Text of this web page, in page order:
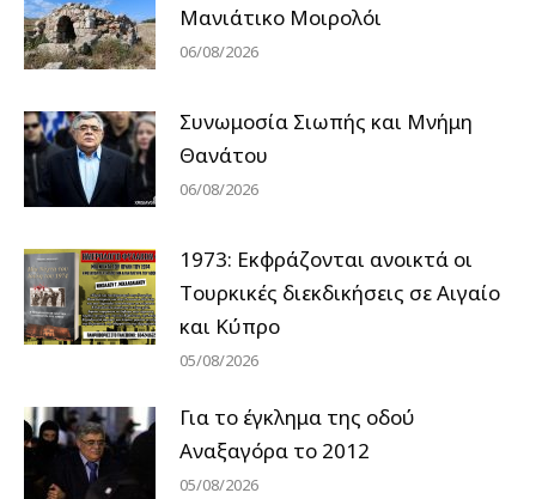
Μανιάτικο Μοιρολόι
06/08/2026
Συνωμοσία Σιωπής και Μνήμη
Θανάτου
06/08/2026
1973: Εκφράζονται ανοικτά οι
Tουρκικές διεκδικήσεις σε Αιγαίο
και Κύπρο
05/08/2026
Για το έγκλημα της οδού
Αναξαγόρα το 2012
05/08/2026